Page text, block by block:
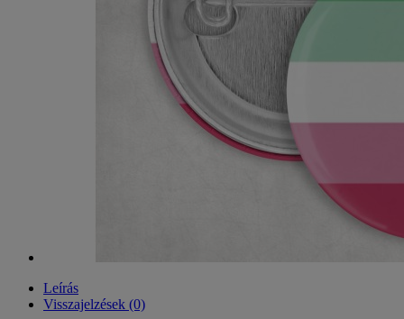
Leírás
Visszajelzések (0)